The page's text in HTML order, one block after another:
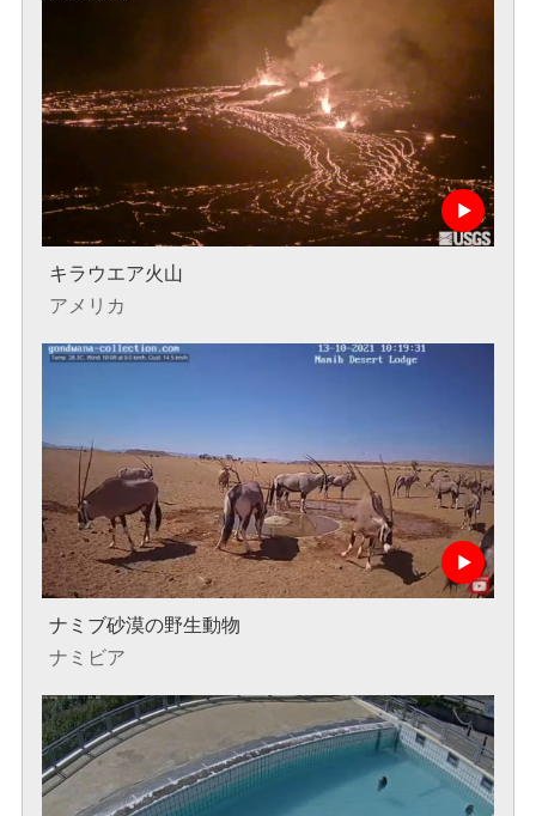
キラウエア火山
アメリカ
ナミブ砂漠の野生動物
ナミビア